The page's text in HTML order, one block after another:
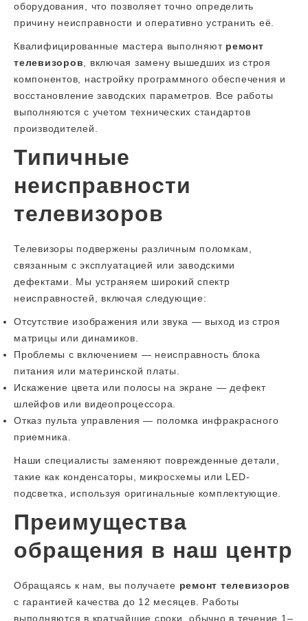
оборудования, что позволяет точно определить
причину неисправности и оперативно устранить её.
Квалифицированные мастера выполняют ремонт
телевизоров , включая замену вышедших из строя
компонентов, настройку программного обеспечения и
восстановление заводских параметров. Все работы
выполняются с учетом технических стандартов
производителей.
Типичные
неисправности
телевизоров
Телевизоры подвержены различным поломкам,
связанным с эксплуатацией или заводскими
дефектами. Мы устраняем широкий спектр
неисправностей, включая следующие:
Отсутствие изображения или звука — выход из строя
матрицы или динамиков.
Проблемы с включением — неисправность блока
питания или материнской платы.
Искажение цвета или полосы на экране — дефект
шлейфов или видеопроцессора.
Отказ пульта управления — поломка инфракрасного
приемника.
Наши специалисты заменяют поврежденные детали,
такие как конденсаторы, микросхемы или LED-
подсветка, используя оригинальные комплектующие.
Преимущества
обращения в наш центр
Обращаясь к нам, вы получаете ремонт телевизоров
с гарантией качества до 12 месяцев. Работы
выполняются в кратчайшие сроки, обычно в течение 1–